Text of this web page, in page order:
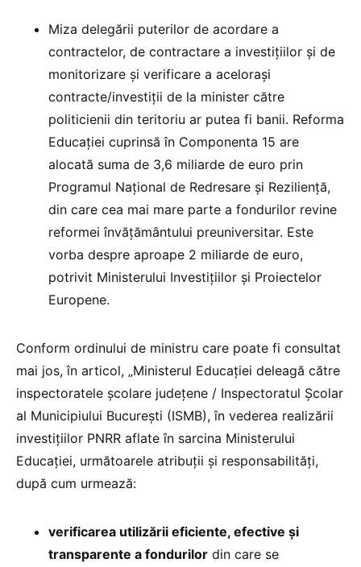
Miza delegării puterilor de acordare a
contractelor, de contractare a investițiilor și de
monitorizare și verificare a acelorași
contracte/investiții de la minister către
politicienii din teritoriu ar putea fi banii. Reforma
Educației cuprinsă în Componenta 15 are
alocată suma de 3,6 miliarde de euro prin
Programul Național de Redresare și Reziliență,
din care cea mai mare parte a fondurilor revine
reformei învățământului preuniversitar. Este
vorba despre aproape 2 miliarde de euro,
potrivit Ministerului Investițiilor și Proiectelor
Europene.
Conform ordinului de ministru care poate fi consultat
mai jos, în articol, „Ministerul Educației deleagă către
inspectoratele școlare județene / Inspectoratul Școlar
al Municipiului București (ISMB), în vederea realizării
investițiilor PNRR aflate în sarcina Ministerului
Educației, următoarele atribuții și responsabilități,
după cum urmează:
verificarea utilizării eficiente, efective și
transparente a fondurilor din care se